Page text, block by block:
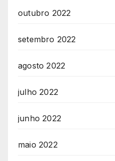
outubro 2022
setembro 2022
agosto 2022
julho 2022
junho 2022
maio 2022